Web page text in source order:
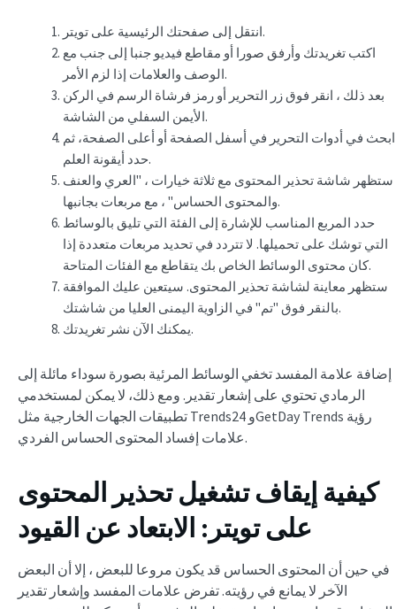
انتقل إلى صفحتك الرئيسية على تويتر.
اكتب تغريدتك وأرفق صورا أو مقاطع فيديو جنبا إلى جنب مع
الوصف والعلامات إذا لزم الأمر.
بعد ذلك ، انقر فوق زر التحرير أو رمز فرشاة الرسم في الركن
الأيمن السفلي من الشاشة.
ابحث في أدوات التحرير في أسفل الصفحة أو أعلى الصفحة، ثم
حدد أيقونة العلم.
ستظهر شاشة تحذير المحتوى مع ثلاثة خيارات ، "العري والعنف
والمحتوى الحساس" ، مع مربعات بجانبها.
حدد المربع المناسب للإشارة إلى الفئة التي تليق بالوسائط
التي توشك على تحميلها. لا تتردد في تحديد مربعات متعددة إذا
كان محتوى الوسائط الخاص بك يتقاطع مع الفئات المتاحة.
ستظهر معاينة لشاشة تحذير المحتوى. سيتعين عليك الموافقة
بالنقر فوق "تم" في الزاوية اليمنى العليا من شاشتك.
يمكنك الآن نشر تغريدتك.
إضافة علامة المفسد تخفي الوسائط المرئية بصورة سوداء مائلة إلى
الرمادي تحتوي على إشعار تقدير. ومع ذلك، لا يمكن لمستخدمي
تطبيقات الجهات الخارجية مثل Trends24 وGetDay Trends رؤية
علامات إفساد المحتوى الحساس الفردي.
كيفية إيقاف تشغيل تحذير المحتوى
على تويتر: الابتعاد عن القيود
في حين أن المحتوى الحساس قد يكون مروعا للبعض ، إلا أن البعض
الآخر لا يمانع في رؤيته. تفرض علامات المفسد وإشعار تقدير